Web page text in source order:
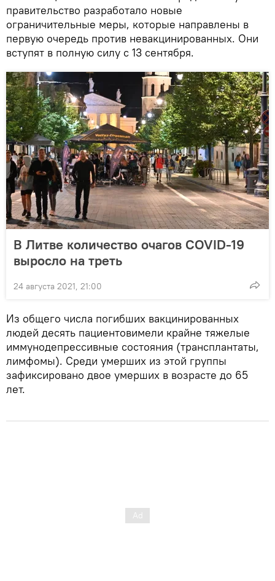
правительство разработало новые
ограничительные меры, которые направлены в
первую очередь против невакцинированных. Они
вступят в полную силу с 13 сентября.
В Литве количество очагов COVID-19
выросло на треть
24 августа 2021, 21:00
Из общего числа погибших вакцинированных
людей десять пациентовимели крайне тяжелые
иммунодепрессивные состояния (трансплантаты,
лимфомы). Среди умерших из этой группы
зафиксировано двое умерших в возрасте до 65
лет.